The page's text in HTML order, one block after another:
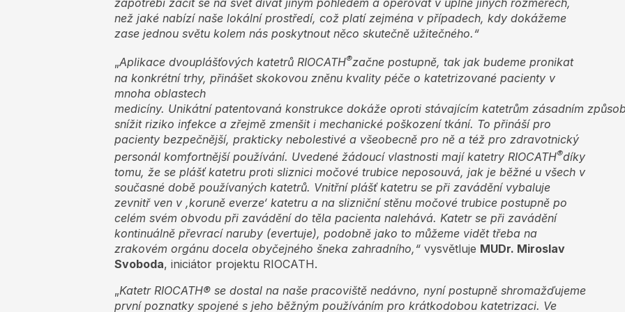
zapotřebí začít se na svět dívat jiným pohledem a operovat v úplně jiných rozměrech,
než jaké nabízí naše lokální prostředí, což platí zejména v případech, kdy dokážeme
zase jednou světu kolem nás poskytnout něco skutečně užitečného.“
„Aplikace dvouplášťových katetrů RIOCATH®začne postupně, tak jak budeme pronikat
na konkrétní trhy, přinášet skokovou zněnu kvality péče o katetrizované pacienty v
mnoha oblastech
medicíny. Unikátní patentovaná konstrukce dokáže oproti stávajícím katetrům zásadním
snížit riziko infekce a zřejmě zmenšit i mechanické poškození tkání. To přináší pro
pacienty bezpečnější, prakticky nebolestivé a všeobecně pro ně a též pro zdravotnický
personál komfortnější používání. Uvedené žádoucí vlastnosti mají katetry RIOCATH®díky
tomu, že se plášť katetru proti sliznici močové trubice neposouvá, jak je běžné u všech v
současné době používaných katetrů. Vnitřní plášť katetru se při zavádění vybaluje
zevnitř ven v ,koruně everze‘ katetru a na slizniční stěnu močové trubice postupně po
celém svém obvodu při zavádění do těla pacienta nalehává. Katetr se při zavádění
kontinuálně převrací naruby (evertuje), podobně jako to můžeme vidět třeba na
zrakovém orgánu docela obyčejného šneka zahradního,“ vysvětluje MUDr. Miroslav
Svoboda, iniciátor projektu RIOCATH.
„Katetr RIOCATH® se dostal na naše pracoviště nedávno, nyní postupně shromažďujeme
první poznatky spojené s jeho běžným používáním pro krátkodobou katetrizaci. Ve